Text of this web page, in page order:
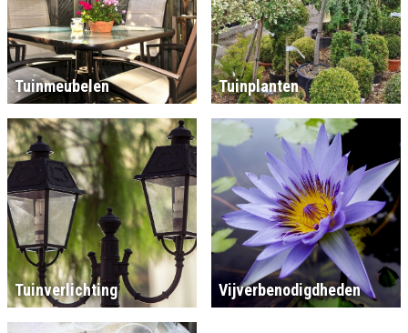
Tuinmeubelen Tuinplanten
Tuinverlichting Vijverbenodigdheden